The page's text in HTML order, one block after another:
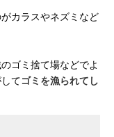
カラスやネズミなど
ゴミ捨て場などでよ
てゴミを漁られてし